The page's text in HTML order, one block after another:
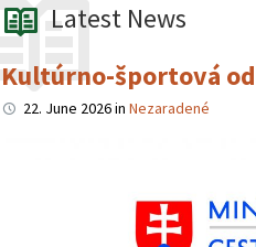
Latest News
Kultúrno-športová
22. June 2026inNezaradené